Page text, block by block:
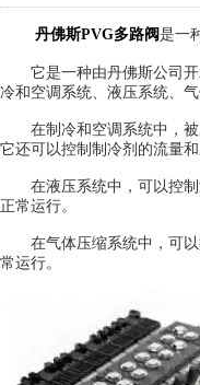
丹佛斯PVG多路阀是一
它是一种由丹佛斯公司开
冷和空调系统、液压系统、气
在制冷和空调系统中，被
它还可以控制制冷剂的流量
在液压系统中，可以控制
正常运行。
在气体压缩系统中，可以
常运行。